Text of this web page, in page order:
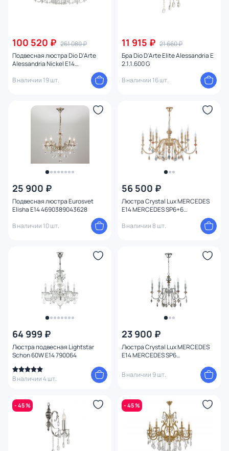
100 520 ₽ 261 080 ₽
Подвесная люстра Dio D'Arte
Alessandria Nickel E14
В наличии 19 шт.
11 915 ₽ 21 660 ₽
Бра Dio D'Arte Elite Alessandria E
2.1.1.600 G
В наличии 16 шт.
25 900 ₽
Подвесная люстра Eurosvet
Elisha E14 4690389043628
В наличии 10 шт.
56 500 ₽
Люстра Crystal Lux MERCEDES
E14 MERCEDES SP6+6
В наличии 8 шт.
64 999 ₽
Люстра подвесная Lightstar
Schon 60W E14 790064
В наличии 4 шт.
23 900 ₽
Люстра Crystal Lux MERCEDES
E14 MERCEDES SP6
В наличии 9 шт.
- 45 % - 45 %